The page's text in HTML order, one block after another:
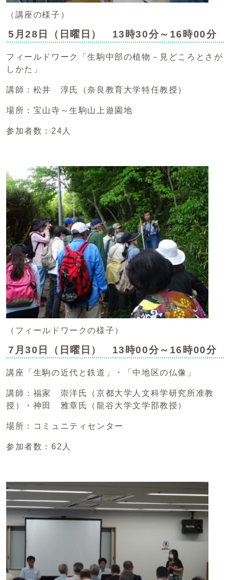
（講座の様子）
5月28日（日曜日） 13時30分～16時00分
フィールドワーク「生駒中部の植物－見どころとさが
しかた」
講師：松井 淳氏（奈良教育大学特任教授）
場所：宝山寺～生駒山上遊園地
参加者数：24人
（フィールドワークの様子）
7月30日（日曜日） 13時00分～16時00分
講座「生駒の近代と鉄道」・「中地区の仏像」
講師：福家 崇洋氏（京都大学人文科学研究所准教
授）・神田 雅章氏（龍谷大学文学部教授）
場所：コミュニティセンター
参加者数：62人